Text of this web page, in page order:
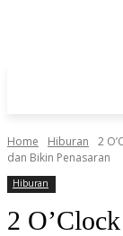
Home Hiburan
2
dan Bikin Penasaran
Hiburan
2